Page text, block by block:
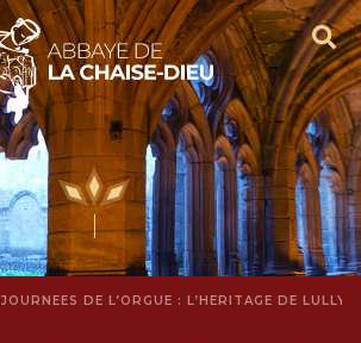
JOURNÉES DE L’ORGUE : L’HÉRITAGE DE LULLY